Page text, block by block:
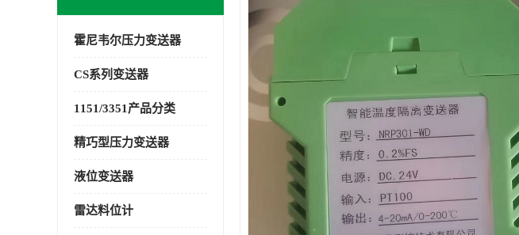
霍尼韦尔压力变送器
CS系列变送器
1151/3351产品分类
精巧型压力变送器
液位变送器
雷达料位计